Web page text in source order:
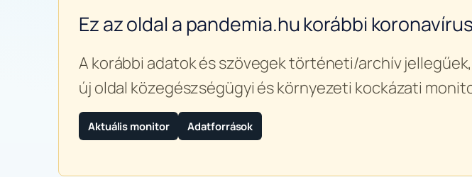
Ez az oldal a pandemia.hu korábbi
A korábbi adatok és szövegek történeti/archív
új oldal közegészségügyi és környezeti kockázati
Aktuális monitor Adatforrások